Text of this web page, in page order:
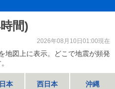
間)
2026年08月10日01:00現在
地図上に表示。どこで地震が頻発
本 西日本 沖縄